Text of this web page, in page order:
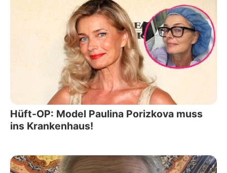
Hüft-OP: Model Paulina Porizkova muss
ins Krankenhaus!